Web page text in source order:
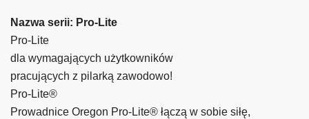
Nazwa serii: Pro-Lite
Pro-Lite
dla wymagających użytkowników
pracujących z pilarką zawodowo!
Pro-Lite®
Prowadnice Oregon Pro-Lite® łączą w sobie siłę,